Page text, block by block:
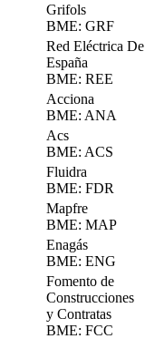
Grifols
BME: GRF
Red Eléctrica De
España
BME: REE
Acciona
BME: ANA
Acs
BME: ACS
Fluidra
BME: FDR
Mapfre
BME: MAP
Enagás
BME: ENG
Fomento de
Construcciones
y Contratas
BME: FCC